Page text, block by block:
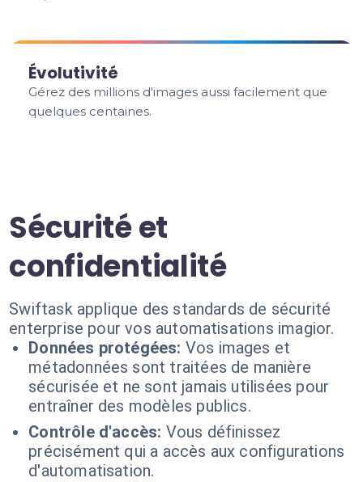
Évolutivité
Gérez des millions d'images aussi facilement que
quelques centaines.
Sécurité et
confidentialité
Swiftask applique des standards de sécurité
enterprise pour vos automatisations imagior.
Données protégées: Vos images et
métadonnées sont traitées de manière
sécurisée et ne sont jamais utilisées pour
entraîner des modèles publics.
Contrôle d'accès: Vous définissez
précisément qui a accès aux configurations
d'automatisation.